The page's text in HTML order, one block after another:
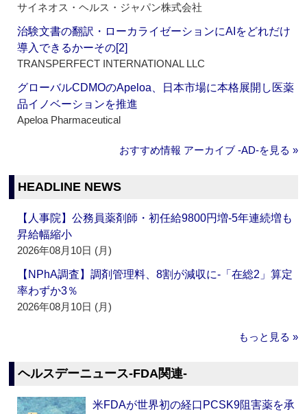
サイネオス・ヘルス・ジャパン株式会社
治験文書の翻訳・ローカライゼーションにAIをどれだけ
導入できるかーその[2]
TRANSPERFECT INTERNATIONAL LLC
グローバルCDMOのApeloa、日本市場に本格展開し医薬
品イノベーションを推進
Apeloa Pharmaceutical
おすすめ情報 アーカイブ ‐AD‐を見る »
HEADLINE NEWS
【人事院】公務員薬剤師・初任給9800円増‐5年連続増も
昇給幅縮小
2026年08月10日 (月)
【NPhA調査】調剤管理料、8割が減収に‐「在総2」算定
率わずか3％
2026年08月10日 (月)
もっと見る »
ヘルスデーニュース‐FDA関連‐
米FDAが世界初の経口PCSK9阻害薬を承